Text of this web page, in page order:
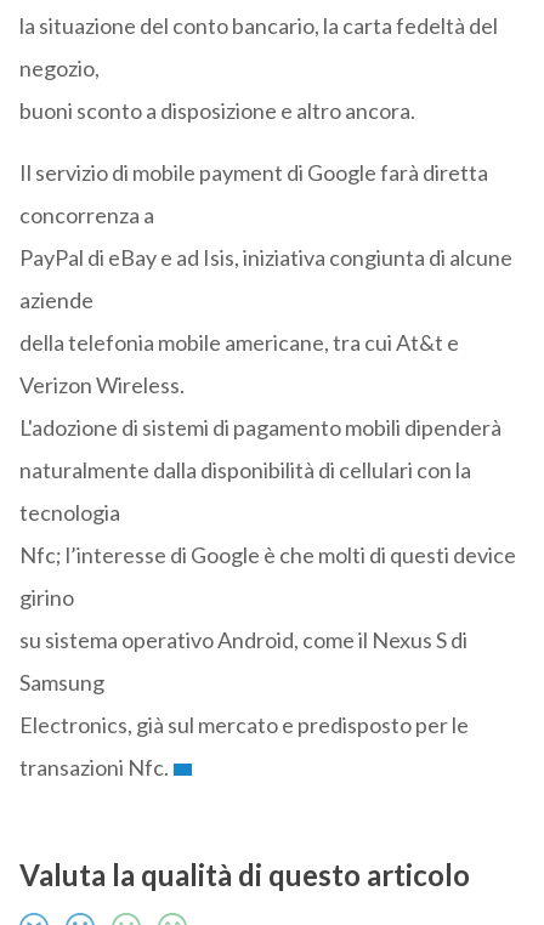
la situazione del conto bancario, la carta fedeltà del
negozio,
buoni sconto a disposizione e altro ancora.
Il servizio di mobile payment di Google farà diretta
concorrenza a
PayPal di eBay e ad Isis, iniziativa congiunta di alcune
aziende
della telefonia mobile americane, tra cui At&t e
Verizon Wireless.
L'adozione di sistemi di pagamento mobili dipenderà
naturalmente dalla disponibilità di cellulari con la
tecnologia
Nfc; l’interesse di Google è che molti di questi device
girino
su sistema operativo Android, come il Nexus S di
Samsung
Electronics, già sul mercato e predisposto per le
transazioni Nfc.
Valuta la qualità di questo articolo